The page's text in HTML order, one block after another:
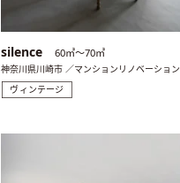
silence 60㎡〜70㎡
神奈川県川崎市 ／マンションリノベーション
ヴィンテージ